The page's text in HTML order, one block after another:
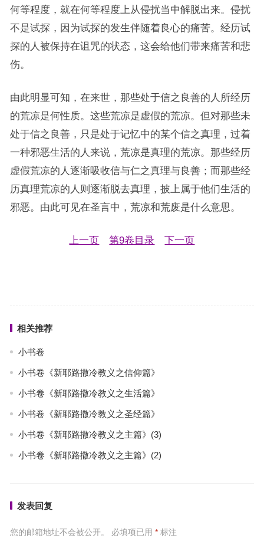
何等程度，就在何等程度上从侵扰当中解脱出来。侵扰
不是试探，因为试探的发生伴随着良心的痛苦。经历试
探的人被保持在诅咒的状态，这会给他们带来痛苦和悲
伤。
由此明显可知，在来世，那些处于信之良善的人所经历
的荒凉是何性质。这些荒凉是虚假的荒凉。但对那些未
处于信之良善，只是处于记忆中的某个信之真理，过着
一种邪恶生活的人来说，荒凉是真理的荒凉。那些经历
虚假荒凉的人逐渐吸收信与仁之真理与良善；而那些经
历真理荒凉的人则逐渐脱去真理，披上属于他们生活的
邪恶。由此可见在圣言中，荒凉和荒废是什么意思。
上一页 第9卷目录 下一页
相关推荐
小书卷
小书卷《新耶路撒冷教义之信仰篇》
小书卷《新耶路撒冷教义之生活篇》
小书卷《新耶路撒冷教义之圣经篇》
小书卷《新耶路撒冷教义之主篇》(3)
小书卷《新耶路撒冷教义之主篇》(2)
发表回复
您的邮箱地址不会被公开。 必填项已用 *标注